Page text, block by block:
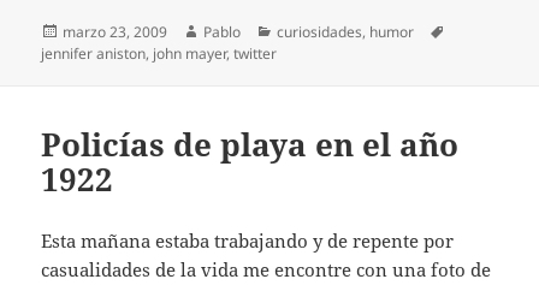
Publicado
el
marzo 23, 2009 Autor
Pablo Categorías
curiosidades, humor
jennifer aniston, john mayer,twitter
Policías de playa en el año
1922
Esta mañana estaba trabajando y de repente por
casualidades de la vida me encontre con una foto de